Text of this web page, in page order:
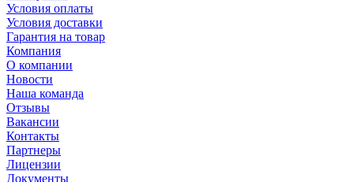
Условия оплаты
Условия доставки
Гарантия на товар
Компания
О компании
Новости
Наша команда
Отзывы
Вакансии
Контакты
Партнеры
Лицензии
Документы